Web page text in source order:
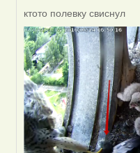
In
reply
to
by
Жанна
(госць)
ктото полевку свиснул